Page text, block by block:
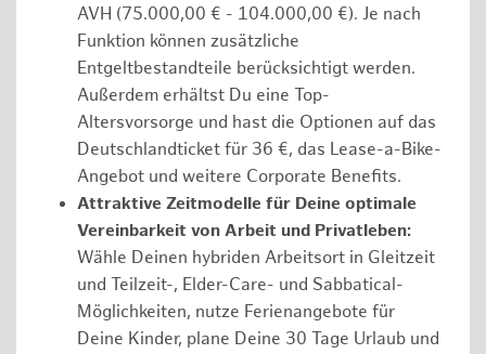
AVH (75.000,00 € - 104.000,00 €). Je nach
Funktion können zusätzliche
Entgeltbestandteile berücksichtigt werden.
Außerdem erhältst Du eine Top-
Altersvorsorge und hast die Optionen auf das
Deutschlandticket für 36 €, das Lease-a-Bike-
Angebot und weitere Corporate Benefits.
Attraktive Zeitmodelle für Deine optimale
Vereinbarkeit von Arbeit und Privatleben:
Wähle Deinen hybriden Arbeitsort in Gleitzeit
und Teilzeit-, Elder-Care- und Sabbatical-
Möglichkeiten, nutze Ferienangebote für
Deine Kinder, plane Deine 30 Tage Urlaub und